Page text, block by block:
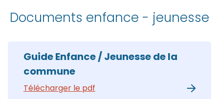
Documents enfance - jeunesse
Guide Enfance / Jeunesse de la
commune
Télécharger le pdf